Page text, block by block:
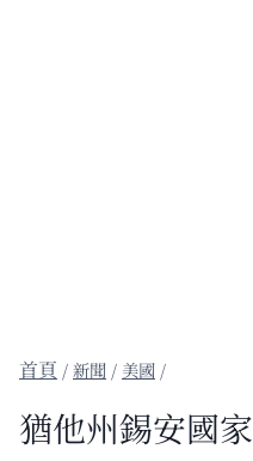
/新聞 / 美國 /
猶他州錫安國